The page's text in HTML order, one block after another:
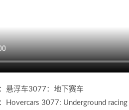
悬浮车3077：地下赛车
Hovercars 3077: Underground racing